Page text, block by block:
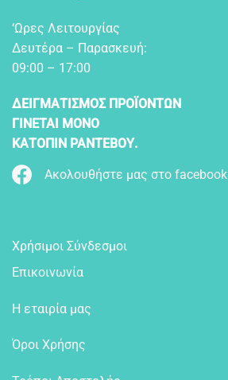
‘Ωρες Λειτουργίας
Δευτέρα – Παρασκευή:
09:00 – 17:00
ΔΕΙΓΜΑΤΙΣΜΟΣ ΠΡΟΪΟΝΤΩΝ
ΓΙΝΕΤΑΙ ΜΟΝΟ
ΚΑΤΟΠΙΝ ΡΑΝΤΕΒΟΥ.
Ακολουθήστε μας στο facebook
Χρήσιμοι Σύνδεσμοι
Επικοινωνία
Η εταιρία μας
Όροι Χρήσης